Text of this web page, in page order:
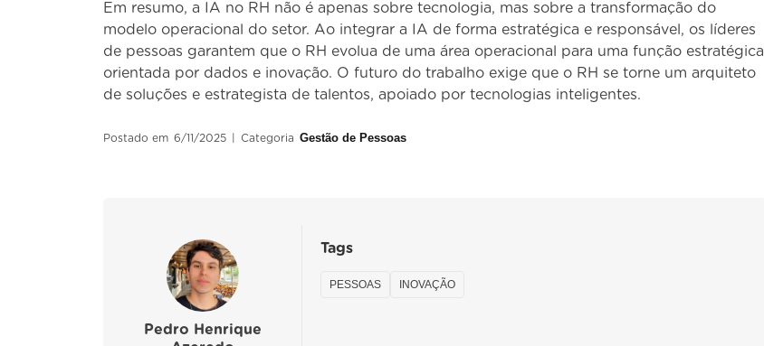
Em resumo, a IA no RH não é apenas sobre tecnologia, mas sobre a transformação do
modelo operacional do setor. Ao integrar a IA de forma estratégica e responsável, os líderes
de pessoas garantem que o RH evolua de uma área operacional para uma função estratégica
orientada por dados e inovação. O futuro do trabalho exige que o RH se torne um arquiteto
de soluções e estrategista de talentos, apoiado por tecnologias inteligentes.
Postado em 6/11/2025 Categoria Gestão de Pessoas
Pedro Henrique
Tags
PESSOAS INOVAÇÃO